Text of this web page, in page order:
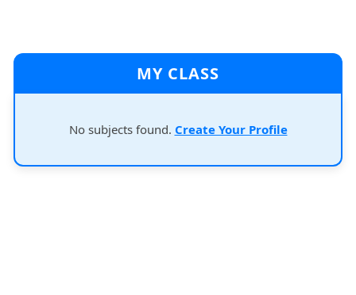
MY CLASS
No subjects found. Create Your Profile